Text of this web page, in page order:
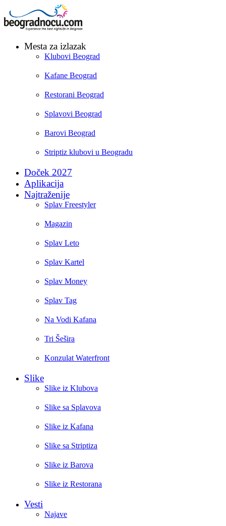
Mesta za izlazak
Klubovi Beograd
Kafane Beograd
Restorani Beograd
Splavovi Beograd
Barovi Beograd
Striptiz klubovi u Beogradu
Doček 2027
Aplikacija
Najtraženije
Splav Freestyler
Magazin
Splav Leto
Splav Kartel
Splav Money
Splav Tag
Na Vodi Kafana
Tri Šešira
Konzulat Waterfront
Slike
Slike iz Klubova
Slike sa Splavova
Slike iz Kafana
Slike sa Striptiza
Slike iz Barova
Slike iz Restorana
Vesti
Najave